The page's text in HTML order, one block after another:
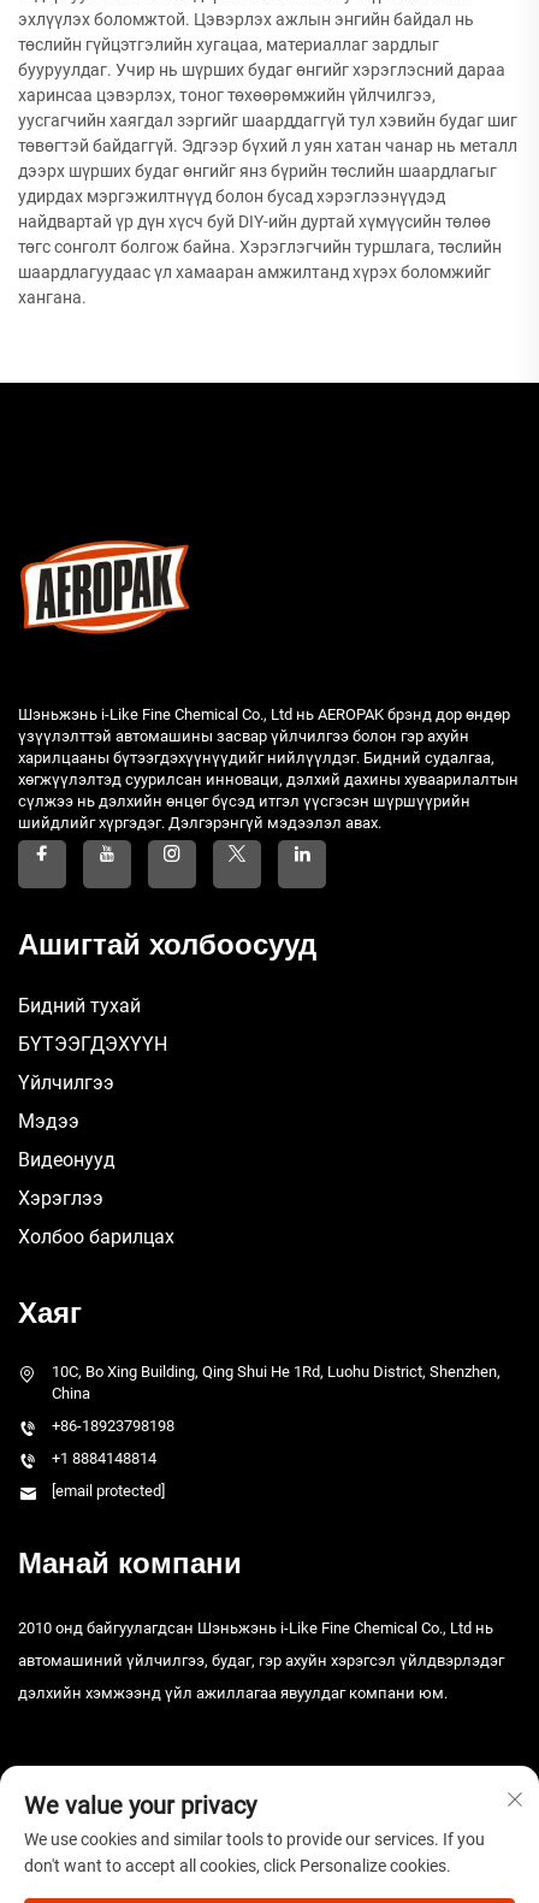
эхлүүлэх боломжтой. Цэвэрлэх ажлын энгийн байдал нь
төслийн гүйцэтгэлийн хугацаа, материаллаг зардлыг
бууруулдаг. Учир нь шүрших будаг өнгийг хэрэглэсний дараа
харинсаа цэвэрлэх, тоног төхөөрөмжийн үйлчилгээ,
уусгагчийн хаягдал зэргийг шаарддаггүй тул хэвийн будаг шиг
төвөгтэй байдаггүй. Эдгээр бүхий л уян хатан чанар нь металл
дээрх шүрших будаг өнгийг янз бүрийн төслийн шаардлагыг
удирдах мэргэжилтнүүд болон бусад хэрэглээнүүдэд
найдвартай үр дүн хүсч буй DIY-ийн дуртай хүмүүсийн төлөө
төгс сонголт болгож байна. Хэрэглэгчийн туршлага, төслийн
шаардлагуудаас үл хамааран амжилтанд хүрэх боломжийг
хангана.
Шэньжэнь i-Like Fine Chemical Co., Ltd нь AEROPAK брэнд дор өндөр
үзүүлэлттэй автомашины засвар үйлчилгээ болон гэр ахуйн
харилцааны бүтээгдэхүүнүүдийг нийлүүлдэг. Бидний судалгаа,
хөгжүүлэлтэд суурилсан инноваци, дэлхий дахины хуваарилалтын
сүлжээ нь дэлхийн өнцөг бүсэд итгэл үүсгэсэн шүршүүрийн
шийдлийг хүргэдэг. Дэлгэрэнгүй мэдээлэл авах.
Ашигтай холбоосууд
Бидний тухай
БҮТЭЭГДЭХҮҮН
Үйлчилгээ
Мэдээ
Видеонууд
Хэрэглээ
Холбоо барилцах
Хаяг
10C, Bo Xing Building, Qing Shui He 1Rd, Luohu District, Shenzhen,
China
+86-18923798198
+1 8884148814
[email protected]
Манай компани
2010 онд байгуулагдсан Шэньжэнь i-Like Fine Chemical Co., Ltd нь
автомашиний үйлчилгээ, будаг, гэр ахуйн хэрэгсэл үйлдвэрлэдэг
дэлхийн хэмжээнд үйл ажиллагаа явуулдаг компани юм.
Зохиогчийн эрх © 2025 Шэньжэнь i-Like Fine Chemical Co., Ltd. Бүх
We value your privacy
We use cookies and similar tools to provide our services. If you
don't want to accept all cookies, click Personalize cookies.